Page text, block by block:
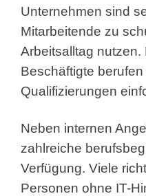
Unternehmen sind
Mitarbeitende zu
Arbeitsalltag
Beschäftigte
Qualifizierungen
Neben internen
zahlreiche
Verfügung. Viele
Personen ohne IT-